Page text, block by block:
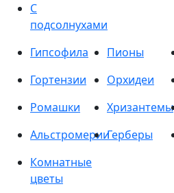
С
подсолнухами
Гипсофила Пионы
Гортензии
Орхидеи
Ромашки
Хризантемы
АльстромерииГерберы
Комнатные
цветы